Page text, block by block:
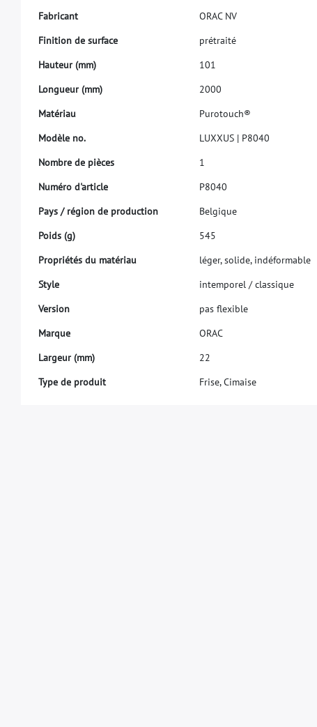
Fabricant ORAC NV
Finition de surface prétraité
Hauteur (mm) 101
Longueur (mm) 2000
Matériau Purotouch®
Modèle no. LUXXUS | P8040
Nombre de pièces
1
Numéro d'article P8040
Pays / région de production Belgique
Poids (g) 545
Propriétés du matériau léger, solide, indéformable
Style intemporel / classique
Version pas fexible
Marque ORAC
Largeur (mm) 22
Type de produit
Frise, Cimaise